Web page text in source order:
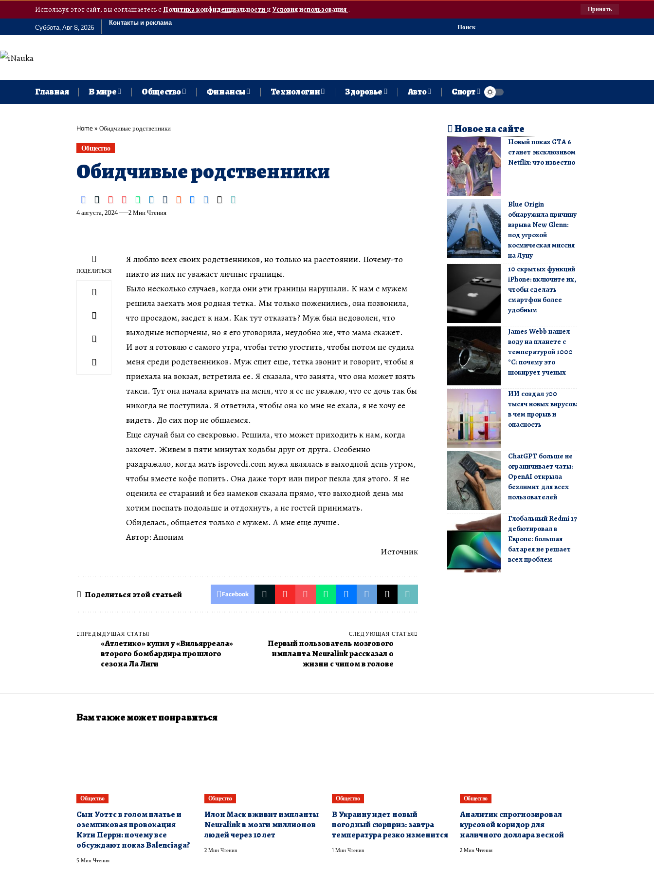
Используя этот сайт, вы соглашаетесь сПолитика конфиденциальностии Условия использования. Принять
Суббота, Авг 8, 2026
Контакты и реклама
Поиск
Главная В мире Общество Финансы Технологии Здоровье Авто Спорт
Home» Обидчивые родственники
Общество
Обидчивые родственники
4 августа, 2024 2 Мин Чтения
ПОДЕЛИТЬСЯ
Я люблю всех своих родственников, но только на расстоянии. Почему-то
никто из них не уважает личные границы.
Было несколько случаев, когда они эти границы нарушали. К нам с мужем
решила заехать моя родная тетка. Мы только поженились, она позвонила,
что проездом, заедет к нам. Как тут отказать? Муж был недоволен, что
выходные испорчены, но я его уговорила, неудобно же, что мама скажет.
И вот я готовлю с самого утра, чтобы тетю угостить, чтобы потом не судила
меня среди родственников. Муж спит еще, тетка звонит и говорит, чтобы я
приехала на вокзал, встретила ее. Я сказала, что занята, что она может взять
такси. Тут она начала кричать на меня, что я ее не уважаю, что ее дочь так бы
никогда не поступила. Я ответила, чтобы она ко мне не ехала, я не хочу ее
видеть. До сих пор не общаемся.
Еще случай был со свекровью. Решила, что может приходить к нам, когда
захочет. Живем в пяти минутах ходьбы друг от друга. Особенно
раздражало, когда мать ispovedi.com мужа являлась в выходной день утром,
чтобы вместе кофе попить. Она даже торт или пирог пекла для этого. Я не
оценила ее стараний и без намеков сказала прямо, что выходной день мы
хотим поспать подольше и отдохнуть, а не гостей принимать.
Обиделась, общается только с мужем. А мне еще лучше.
Автор: Аноним
Источник
Поделиться этой статьей Facebook
ПРЕДЫДУЩАЯ СТАТЬЯ
«Атлетико» купил у «Вильярреала»
второго бомбардира прошлого
сезона Ла Лиги
СЛЕДУЮЩАЯ СТАТЬЯ
Первый пользователь мозгового
импланта Neuralink рассказал о
жизни с чипом в голове
Новое на сайте
Новый показ GTA 6
станет эксклюзивом
Netflix: что известно
Blue Origin
обнаружила причину
взрыва New Glenn:
под угрозой
космическая миссия
на Луну
10 скрытых функций
iPhone: включите их,
чтобы сделать
смартфон более
удобным
James Webb нашел
воду на планете с
температурой 1000
°C: почему это
шокирует ученых
ИИ создал 700
тысяч новых вирусов:
в чем прорыв и
опасность
ChatGPT больше не
ограничивает чаты:
OpenAI открыла
безлимит для всех
пользователей
Глобальный Redmi 17
дебютировал в
Европе: большая
батарея не решает
всех проблем
Вам также может понравиться
Общество
Сын Уоттс в голом платье и
оземпиковая провокация
Кэти Перри: почему все
обсуждают показ Balenciaga?
5 Мин Чтения
Общество
Илон Маск вживит импланты
Neuralink в мозги миллионов
людей через 10 лет
2 Мин Чтения
Общество
В Украину идет новый
погодный сюрприз: завтра
температура резко изменится
1 Мин Чтения
Общество
Аналитик спрогнозировал
курсовой коридор для
наличного доллара весной
2 Мин Чтения